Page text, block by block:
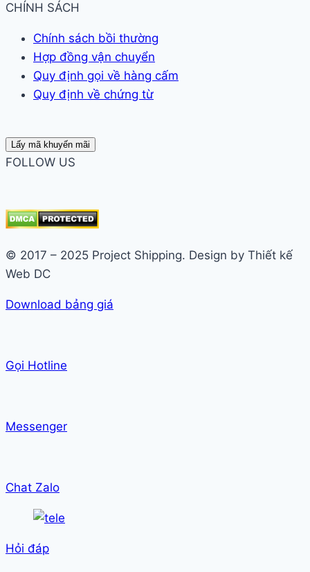
CHÍNH SÁCH
Chính sách bồi thường
Hợp đồng vận chuyển
Quy định gọi về hàng cấm
Quy định về chứng từ
Lấy mã khuyến mãi
FOLLOW US
© 2017 – 2025 Project Shipping. Design by Thiết kế
Web DC
Download bảng giá
Gọi Hotline
Messenger
Chat Zalo
Hỏi đáp